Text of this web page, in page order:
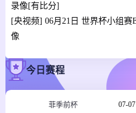
录像[有比分]
[央视频] 06月21日 世界杯小组
像
今日赛程
菲季前杯 07-